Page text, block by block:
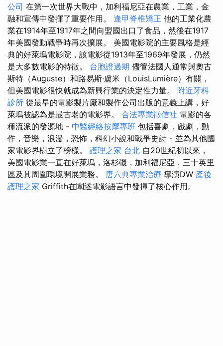
公司 在第一次世界大戰中，加利福尼亞在農業，工業，金
融和宣傳中發揮了重要作用。 逢甲脊椎矯正 他的工業化農
業在1914年至1917年之間向盟國出口了食品，然後在1917
年美國發動戰爭時再次擴展。 美國電影院的主要風格是經
典的好萊塢電影院，該電影從1913年至1969年發展，仍然
是大多數電影的特徵。 台胞證過期 儘管法國人通常與奧古
斯特（Auguste）和路易斯·盧米（LouisLumière）有關，
但美國電影很快就成為新興行業的決定性力量。 附近牙科
診所 從最早的電影製片廠和製作公司出版的意義上講，好
萊塢被認為是最古老的電影界。 合法專業徵信社 電影的各
種流派的發源地 - 中醫經絡按摩專班 包括喜劇，戲劇，動
作，音樂，浪漫，恐怖，科幻小說和戰爭史詩 - 並為其他國
家電影界樹立了榜樣。 護理之家 台北 自20世紀初以來，
美國電影業一直在好萊塢，洛杉磯，加利福尼亞，三十英里
區及其周圍環境開展業務。 唐六典專業治療 導演DW 產後
護理之家 Griffith在闡述電影語言中發揮了核心作用。